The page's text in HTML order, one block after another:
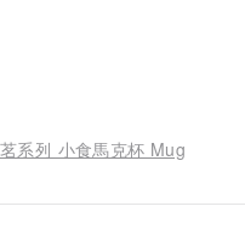
系列 小食馬克杯 Mug